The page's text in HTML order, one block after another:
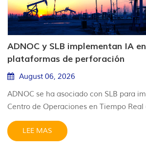
ADNOC y SLB implementan IA
plataformas de perforación
August 06, 2026
ADNOC se ha asociado con SLB para
Centro de Operaciones en Tiempo Real
por IA en toda su flota de más de 120
perforación terrestres y marinas, con el
LEE MAS